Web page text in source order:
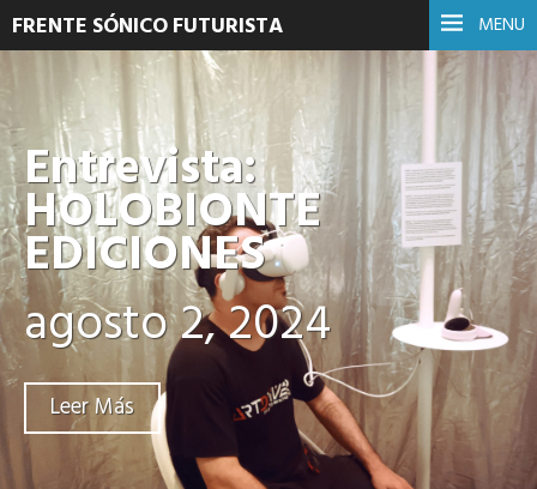
MENU
FRENTE SÓNICO FUTURISTA
Entrevista:
HOLOBIONTE
EDICIONES
agosto 2, 2024
Leer Más